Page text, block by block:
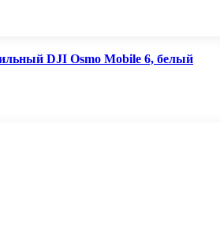
DJI Osmo Mobile 6, белый